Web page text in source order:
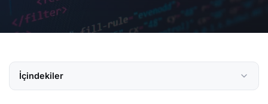
İçindekiler